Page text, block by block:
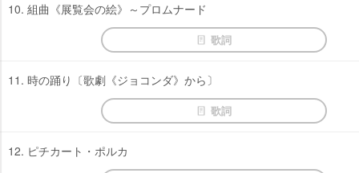
10. 組曲《展覧会の絵》～プロムナード
歌詞
11. 時の踊り〔歌劇《ジョコンダ》から〕
歌詞
12. ピチカート・ポルカ